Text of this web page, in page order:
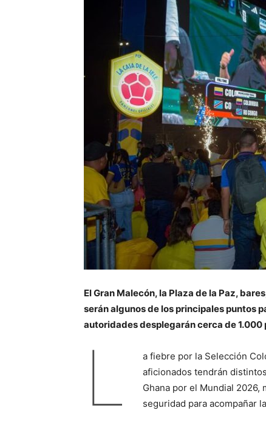
El Gran Malecón, la Plaza de la Paz,
serán algunos de los principales puntos
autoridades desplegarán cerca de
L
a fiebre por la Selección
aficionados tendrán
Ghana por el Mundial
seguridad para acompañar